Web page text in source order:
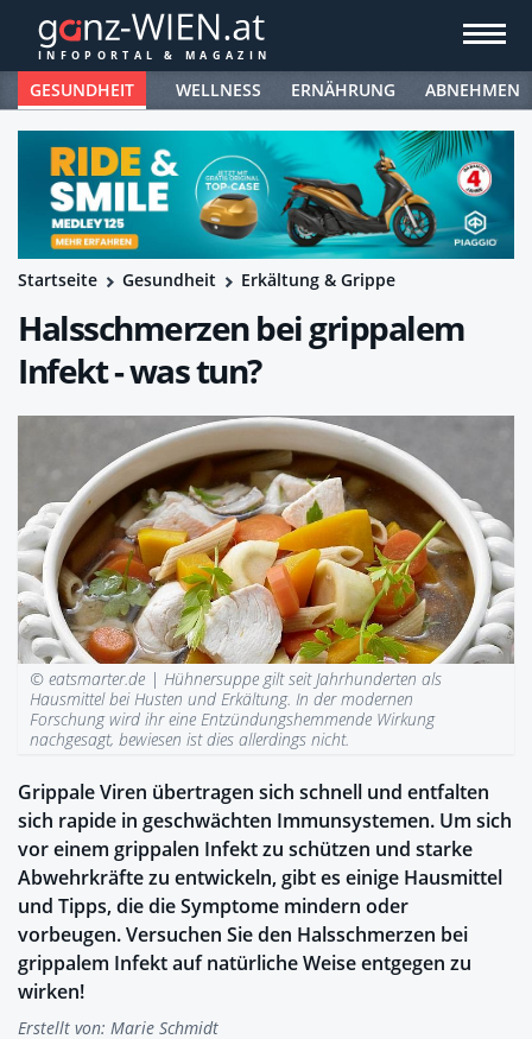
GESUNDHEIT WELLNESS ERNÄHRUNG ABNEHMEN
Startseite Gesundheit Erkältung & Grippe
Halsschmerzen bei grippalem
Infekt - was tun?
© eatsmarter.de | Hühnersuppe gilt seit Jahrhunderten als
Hausmittel bei Husten und Erkältung. In der modernen
Forschung wird ihr eine Entzündungshemmende Wirkung
nachgesagt, bewiesen ist dies allerdings nicht.
Grippale Viren übertragen sich schnell und entfalten
sich rapide in geschwächten Immunsystemen. Um sich
vor einem grippalen Infekt zu schützen und starke
Abwehrkräfte zu entwickeln, gibt es einige Hausmittel
und Tipps, die die Symptome mindern oder
vorbeugen. Versuchen Sie den Halsschmerzen bei
grippalem Infekt auf natürliche Weise entgegen zu
wirken!
Erstellt von: Marie Schmidt